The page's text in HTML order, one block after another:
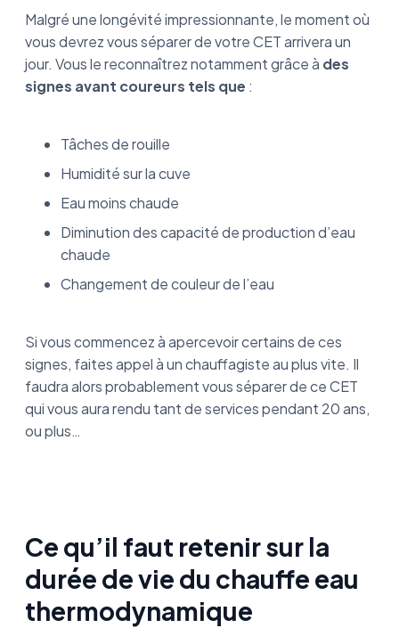
Malgré une longévité impressionnante, le moment où
vous devrez vous séparer de votre CET arrivera un
jour. Vous le reconnaîtrez notamment grâce à des
signes avant coureurs tels que :
Tâches de rouille
Humidité sur la cuve
Eau moins chaude
Diminution des capacité de production d’eau
chaude
Changement de couleur de l’eau
Si vous commencez à apercevoir certains de ces
signes, faites appel à un chauffagiste au plus vite. Il
faudra alors probablement vous séparer de ce CET
qui vous aura rendu tant de services pendant 20 ans,
ou plus…
Ce qu’il faut retenir sur la
durée de vie du chauffe eau
thermodynamique